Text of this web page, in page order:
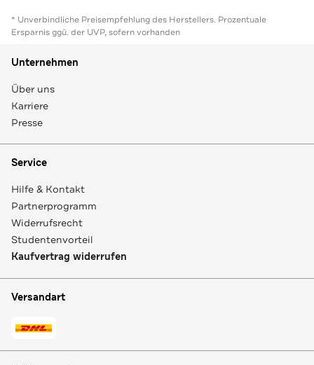
* Unverbindliche Preisempfehlung des Herstellers. Prozentuale
Ersparnis ggü. der UVP, sofern vorhanden
Unternehmen
Über uns
Karriere
Presse
Service
Hilfe & Kontakt
Partnerprogramm
Widerrufsrecht
Studentenvorteil
Kaufvertrag widerrufen
Versandart